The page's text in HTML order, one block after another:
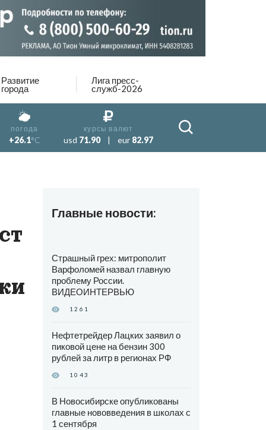
Развитие
города
Лига пресс-
служб-2026
погода
+26.1°C
курсы валют
usd 71.90 | eur 82.97
Главные новости:
Страшный грех: митрополит
Варфоломей назвал главную
проблему России.
ВИДЕОИНТЕРВЬЮ
1261
Нефтетрейдер Лацких заявил о
пиковой цене на бензин 300
рублей за литр в регионах РФ
1043
В Новосибирске опубликованы
главные нововведения в школах с
1 сентября